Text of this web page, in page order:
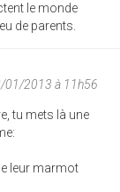
le monde
de parents.
01/2013 à 11h56
tu mets là une
leur marmot